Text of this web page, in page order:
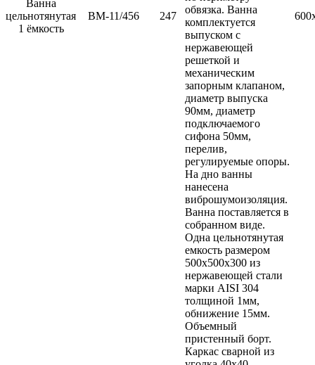
Ванна
цельнотянутая
1 ёмкость
ВМ-11/456 247
обвязка. Ванна
комплектуется
выпуском с
нержавеющей
решеткой и
механическим
запорным клапаном,
диаметр выпуска
90мм, диаметр
подключаемого
сифона 50мм,
перелив,
регулируемые опоры.
На дно ванны
нанесена
виброшумоизоляция.
Ванна поставляется в
собранном виде.
Одна цельнотянутая
емкость размером
500х500х300 из
нержавеющей стали
марки AISI 304
толщиной 1мм,
обнижение 15мм.
Объемный
пристенный борт.
Каркас сварной из